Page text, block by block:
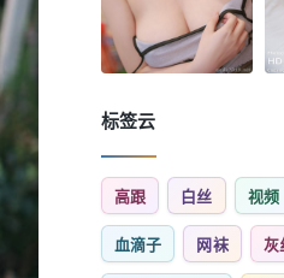
标签云
高跟 白丝 视频
血滴子 网袜 灰